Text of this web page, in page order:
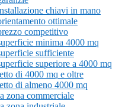
chiavi in mano
ottimale
competitivo
minima 4000 mq
sufficiente
superiore a 4000 mq
di 4000 mq e oltre
di almeno 4000 mq
zona commerciale